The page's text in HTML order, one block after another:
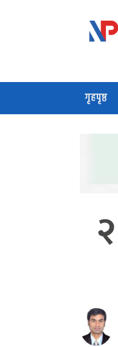
गृहपृष्ठ